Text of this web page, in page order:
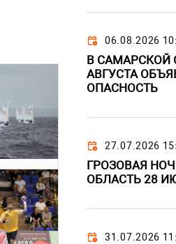
06.08.2026
В САМАРСКОЙ
АВГУСТА
ОПАСНОСТЬ
27.07.2026
ГРОЗОВАЯ
ОБЛАСТЬ 28
31.07.2026